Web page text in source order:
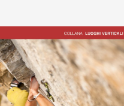
Entdecken